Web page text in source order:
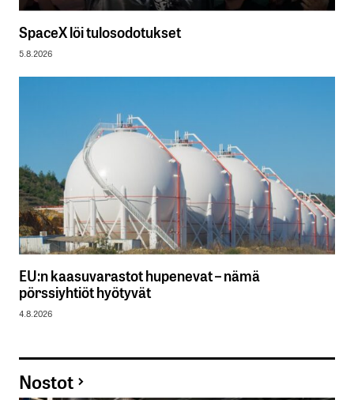
SpaceX löi tulosodotukset
5.8.2026
EU:n kaasuvarastot hupenevat – nämä
pörssiyhtiöt hyötyvät
4.8.2026
Nostot